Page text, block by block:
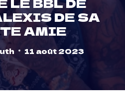
DE SA
AMIE
11 août 2023